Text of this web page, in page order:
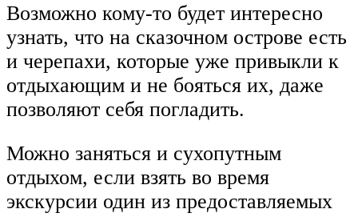
Возможно кому-то будет интересно
узнать, что на сказочном острове есть
и черепахи, которые уже привыкли к
отдыхающим и не бояться их, даже
позволяют себя погладить.
Можно заняться и сухопутным
отдыхом, если взять во время
экскурсии один из предоставляемых